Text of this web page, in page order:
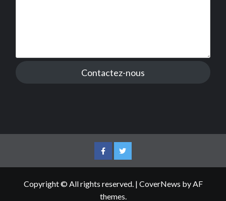
Contactez-nous
FacebookTwitter
Copyright © All rights reserved. | CoverNews by AF
themes.